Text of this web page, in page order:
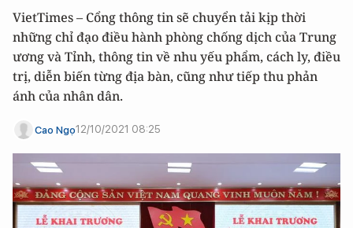
VietTimes – Cổng thông tin sẽ chuyển tải kịp thời
những chỉ đạo điều hành phòng chống dịch của Trung
ương và Tỉnh, thông tin về nhu yếu phẩm, cách ly, điều
trị, diễn biến từng địa bàn, cũng như tiếp thu phản
ánh của nhân dân.
Cao Ngọ12/10/2021 08:25